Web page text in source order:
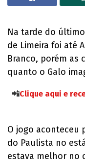
Na tarde do
de Limeira foi até
Branco, porém as
quanto o Galo
📲Clique aqui e
O jogo aconteceu
do Paulista no
estava melhor no